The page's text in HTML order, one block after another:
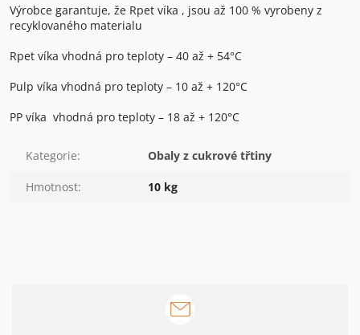
Výrobce garantuje, že Rpet víka , jsou až 100 % vyrobeny z
recyklovaného materialu
Rpet víka vhodná pro teploty – 40 až + 54°C
Pulp víka vhodná pro teploty – 10 až + 120°C
PP víka vhodná pro teploty – 18 až + 120°C
Kategorie: Obaly z cukrové třtiny
Hmotnost: 10 kg